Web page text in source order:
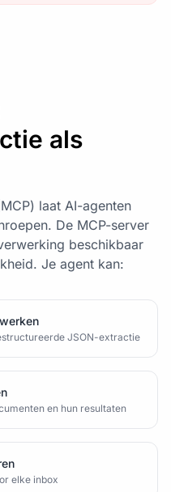
als
laat AI-agenten
De MCP-server
beschikbaar
Je agent kan:
JSON-extractie
en hun resultaten
elke inbox